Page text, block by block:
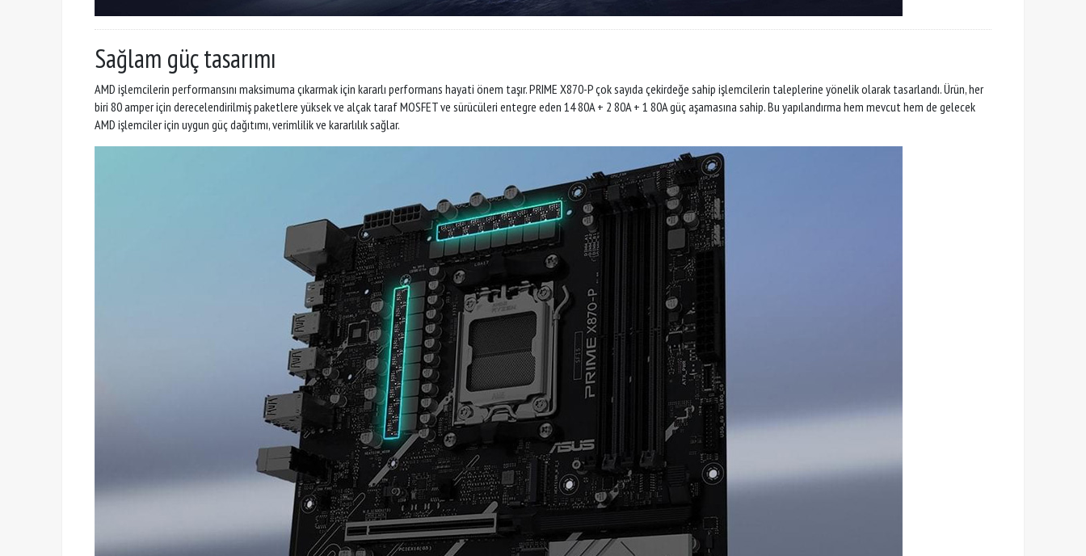
Sağlam güç tasarımı
AMD işlemcilerin performansını maksimuma çıkarmak için kararlı performans hayati önem taşır. PRIME X870-P çok sayıda çekirdeğe sahip işlemcilerin taleplerine yönelik olarak tasarlandı. Ürün, her
biri 80 amper için derecelendirilmiş paketlere yüksek ve alçak taraf MOSFET ve sürücüleri entegre eden 14 80A + 2 80A + 1 80A güç aşamasına sahip. Bu yapılandırma hem mevcut hem de gelecek
AMD işlemciler için uygun güç dağıtımı, verimlilik ve kararlılık sağlar.